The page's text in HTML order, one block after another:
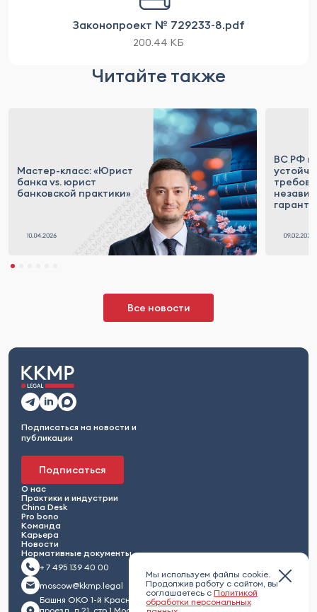
Законопроект № 729233-8.pdf
200.44 КБ
Читайте также
Мастер-класс: «Юрист
банка vs. юрист
банковской практики»
ВС РФ
Все новости
Мы используем файлы cookie.
Продолжив работу с сайтом, вы
соглашаетесь с Политикой
обработки персональных
Подписаться на новости и
публикации
Подписаться
О нас
Практики и индустрии
China Desk
Pro bono
Команда
Карьера
Новости
Нормативные документы
+ 7 495 139 40 00
moscow@kkmp.legal
Башня ОКО 1-й Красногвардейский